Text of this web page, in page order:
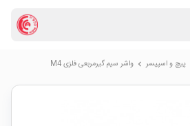
پیچ و اسپیسر chevron_right واشر سیم گیرمربعی فلزی M4